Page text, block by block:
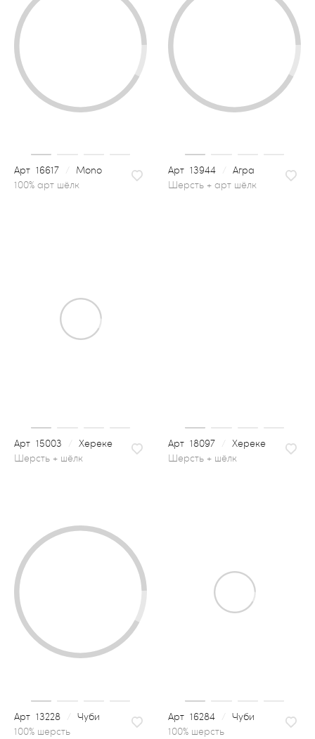
16617 Mono 13944
Агра
шерсть + арт шёлк
15003 Хереке 18097
Хереке
шерсть + шёлк
13228 Чуби 16284
Чуби
100% шерсть